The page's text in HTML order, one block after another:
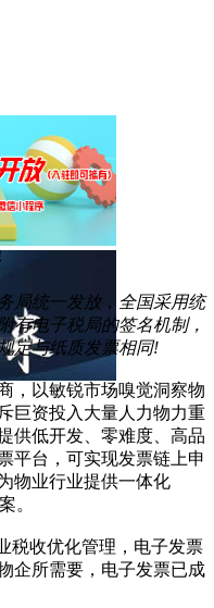
局统一发放，全国采用统
有电子税局的签名机制，
定与纸质发票相同!
，以敏锐市场嗅觉洞察物
巨资投入大量人力物力重
供低开发、零难度、高品
平台，可实现发票链上申
物业行业提供一体化
。
税收优化管理，电子发票
企所需要，电子发票已成